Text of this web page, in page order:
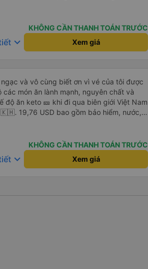
hiểu mọi chuyện xảy ra ở biên giới, với hộ
KHÔNG CẦN THANH TOÁN TRƯỚC
keyboard_arrow_down Xem giá
và vô cùng biết ơn vì vé của tôi được
các món ăn lành mạnh, nguyên chất và
độ ăn keto 🎫 khi đi qua biên giới Việt Nam
19,76 USD bao gồm bảo hiểm, nước,
đựng giày, máy lạnh, sự hỗ trợ tại biên giới
hàng, không đám đông, không ồn ào -
sự dễ chịu. Xe buýt rộng rãi, sạch sẽ và
Tôi chắc chắn sẽ chuyển từ máy bay ✈️
trứng chiên 🍳 Tôi đã bỏ qua cơm 🌾
KHÔNG CẦN THANH TOÁN TRƯỚC
keyboard_arrow_down Xem giá